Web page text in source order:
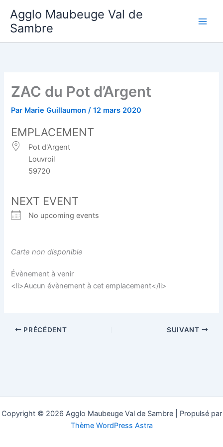
contenu
Agglo Maubeuge Val de
Sambre
ZAC du Pot d’Argent
Par Marie Guillaumon/12 mars 2020
EMPLACEMENT
Pot d'Argent
Louvroil
59720
NEXT EVENT
No upcoming events
Carte non disponible
Évènement à venir
<li>Aucun évènement à cet emplacement</li>
PRÉCÉDENT SUIVANT
Copyright © 2026 Agglo Maubeuge Val de Sambre | Propulsé par
Thème WordPress Astra